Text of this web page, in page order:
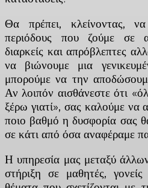
Θα πρέπει, κλείνοντας,
περιόδους που ζούμε σε
διαρκείς και απρόβλεπτες
να βιώνουμε μια
μπορούμε να την
Αν λοιπόν αισθάνεστε ότι
ξέρω γιατί», σας καλούμε να
ποιο βαθμό η δυσφορία σας
σε κάτι από όσα αναφέραμε
Η υπηρεσία μας μεταξύ
στήριξη σε μαθητές, γονείς